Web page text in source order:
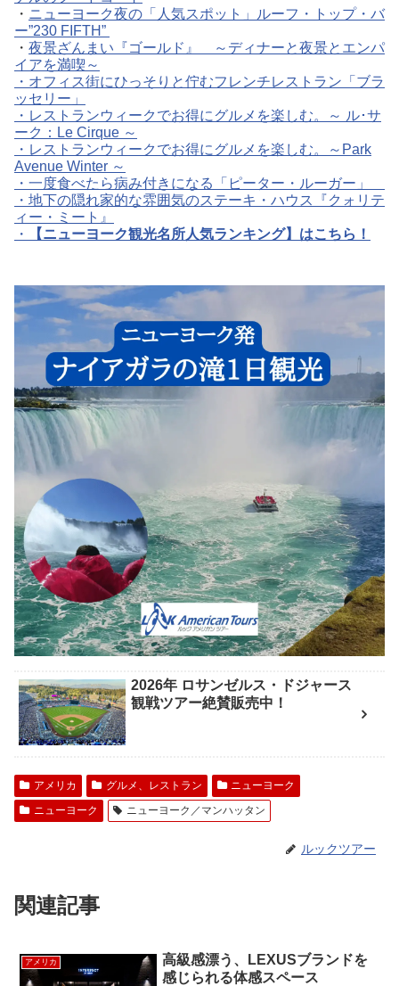
・ ニューヨーク夜の「人気スポット」ルーフ・トップ・バ
ー”230 FIFTH”
・ 夜景ざんまい『ゴールド』 ～ディナーと夜景とエンパ
イアを満喫～
・ オフィス街にひっそりと佇むフレンチレストラン「ブラ
ッセリー」
・ レストランウィークでお得にグルメを楽しむ。～ ル･サ
ーク：Le Cirque ～
・ レストランウィークでお得にグルメを楽しむ。～Park
Avenue Winter ～
・ 一度食べたら病み付きになる「ピーター・ルーガー」
・ 地下の隠れ家的な雰囲気のステーキ・ハウス『クォリテ
ィー・ミート』
・
【ニューヨーク観光名所人気ランキング】はこちら！
2026年 ロサンゼルス・ドジャース
観戦ツアー絶賛販売中！
アメリカ グルメ、レストラン
ニューヨーク
ニューヨーク
ニューヨーク／マンハッタン
ルックツアー
関連記事
アメリカ
高級感漂う、LEXUSブランドを
感じられる体感スペース